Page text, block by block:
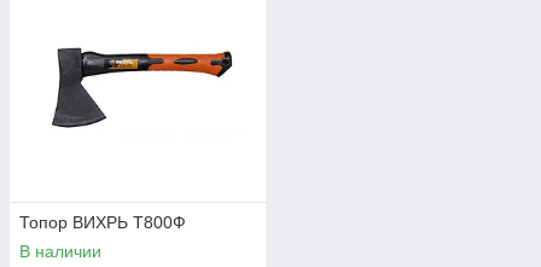
Топор ВИХРЬ Т800Ф
В наличии